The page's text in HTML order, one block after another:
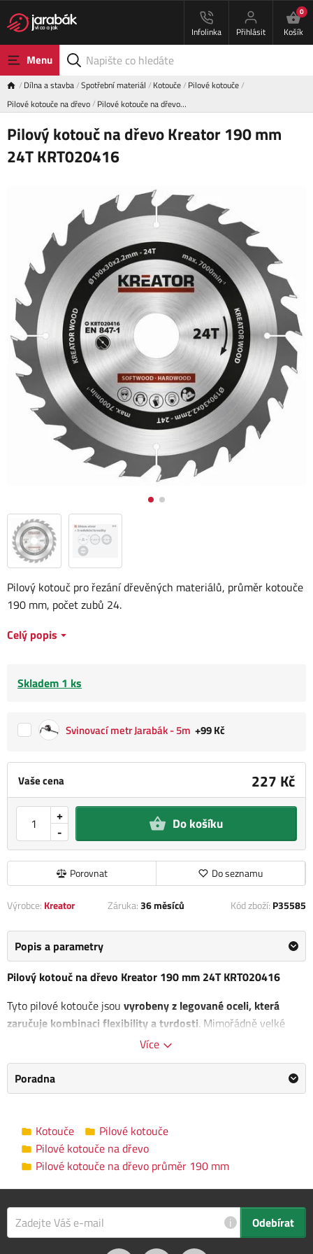
Infolinka Přihlásit
0
Košík
Menu
Dílna a stavba Spotřební materiál Kotouče Pilové kotouče
Pilové kotouče na dřevo Pilové kotouče na dřevo…
Pilový kotouč na dřevo Kreator 190 mm
24T KRT020416
Vaše cena 227 Kč
-
+ Do košíku
Porovnat Do seznamu
Pilový kotouč pro řezání dřevěných materiálů, průměr kotouče
190 mm, počet zubů 24.
Celý popis
Skladem 1 ks
Svinovací metr Jarabák - 5m +99 Kč
Výrobce: Kreator Záruka:36 měsíců Kód zboží: P35585
Popis a parametry
Pilový kotouč na dřevo Kreator 190 mm 24T KRT020416
Tyto pilové kotouče jsou vyrobeny z legované oceli, která
zaručuje kombinaci flexibility a tvrdosti. Mimořádně velké
kovové zuby zajišťují dlouhou životnost. Ideální pro řezání
Rozměry kotouče: 190 x 30 x 2,2 mm
Kategorie
Pilové kotouče na dřevo průměr 190
mm
Průměr kotouče
Více
Poradna
Kotouče
Pilové kotouče
Pilové kotouče na dřevo
Pilové kotouče na dřevo průměr 190 mm
i Odebírat